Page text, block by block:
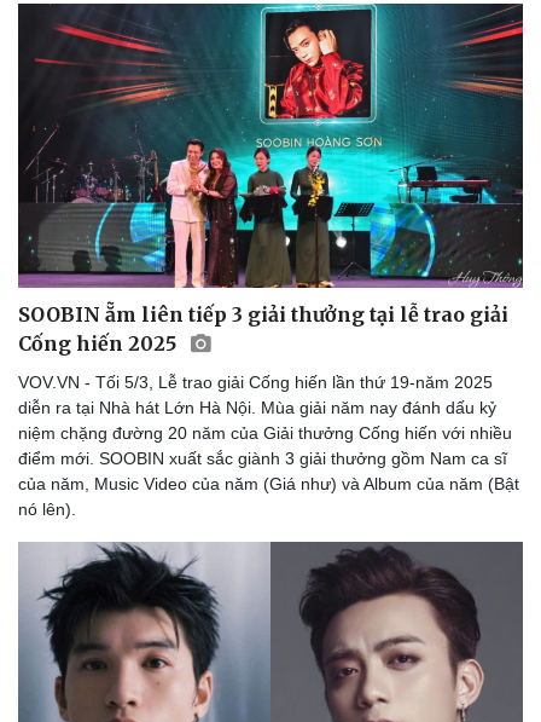
Du lịch
Tư vấn
Săn Tour
check-in
Podcast
Câu chuyện thời sự
Đọc truyện đêm khuya
Cửa sổ tình yêu
SOOBIN ẵm liên tiếp 3 giải thưởng tại lễ trao giải
Cống hiến 2025
VOV.VN - Tối 5/3, Lễ trao giải Cống hiến lần thứ 19-năm 2025
diễn ra tại Nhà hát Lớn Hà Nội. Mùa giải năm nay đánh dấu kỷ
niệm chặng đường 20 năm của Giải thưởng Cống hiến với nhiều
điểm mới. SOOBIN xuất sắc giành 3 giải thưởng gồm Nam ca sĩ
của năm, Music Video của năm (Giá như) và Album của năm (Bật
nó lên).